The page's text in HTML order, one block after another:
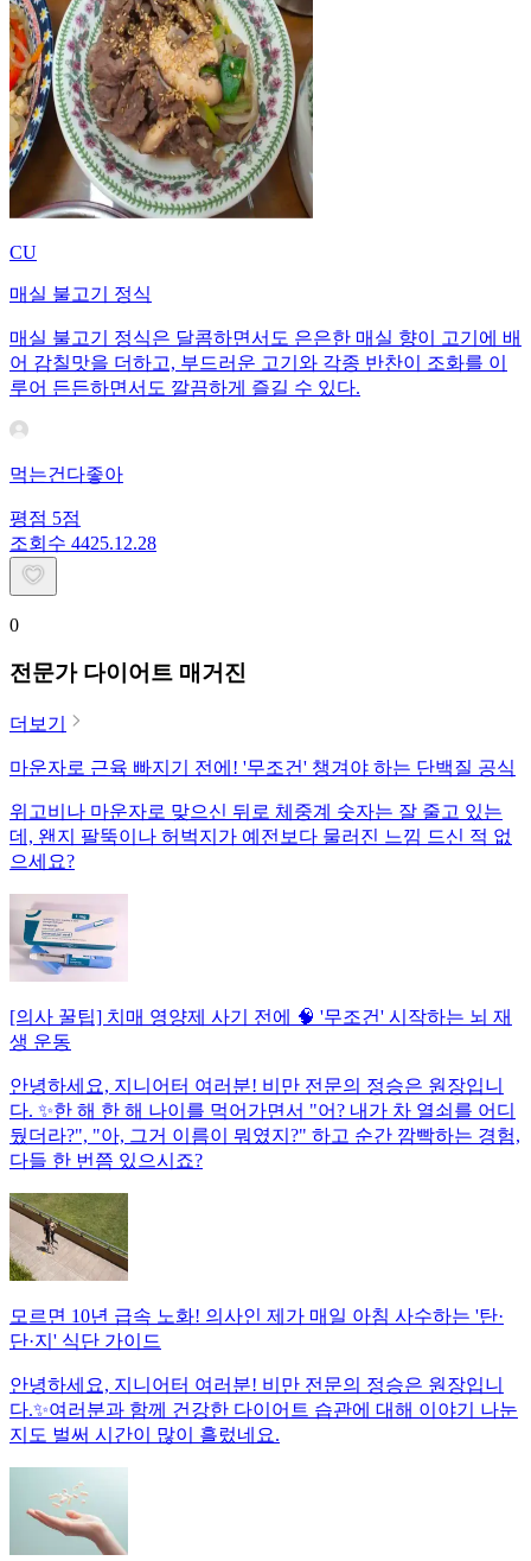
CU
매실 불고기 정식
매실 불고기 정식은 달콤하면서도 은은한 매실 향이 고기에 배
어 감칠맛을 더하고, 부드러운 고기와 각종 반찬이 조화를 이
루어 든든하면서도 깔끔하게 즐길 수 있다.
먹는건다좋아
평점 5점
조회수 4425.12.28
0
전문가 다이어트 매거진
더보기
마운자로 근육 빠지기 전에! '무조건' 챙겨야 하는 단백질 공식
위고비나 마운자로 맞으신 뒤로 체중계 숫자는 잘 줄고 있는
데, 왠지 팔뚝이나 허벅지가 예전보다 물러진 느낌 드신 적 없
으세요?
[의사 꿀팁] 치매 영양제 사기 전에 🧠 '무조건' 시작하는 뇌 재
생 운동
안녕하세요, 지니어터 여러분! 비만 전문의 정승은 원장입니
다. ✨한 해 한 해 나이를 먹어가면서 "어? 내가 차 열쇠를 어디
뒀더라?", "아, 그거 이름이 뭐였지?" 하고 순간 깜빡하는 경험,
다들 한 번쯤 있으시죠?
모르면 10년 급속 노화! 의사인 제가 매일 아침 사수하는 '탄·
단·지' 식단 가이드
안녕하세요, 지니어터 여러분! 비만 전문의 정승은 원장입니
다.✨여러분과 함께 건강한 다이어트 습관에 대해 이야기 나눈
지도 벌써 시간이 많이 흘렀네요.